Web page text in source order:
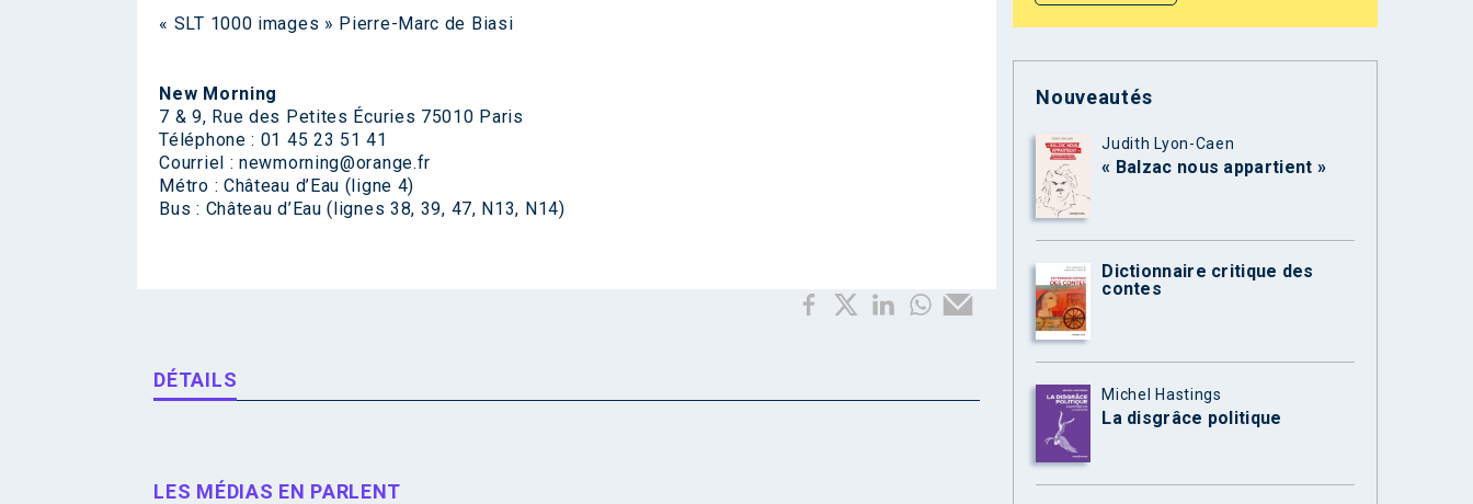
« SLT 1000 images » Pierre-Marc de Biasi
New Morning
7 & 9, Rue des Petites Écuries 75010 Paris
Téléphone : 01 45 23 51 41
Courriel :newmorning@orange.fr
Métro : Château d’Eau (ligne 4)
Bus : Château d’Eau (lignes 38, 39, 47, N13, N14)
DÉTAILS
LES MÉDIAS EN PARLENT
Nouveautés
Judith Lyon-Caen
« Balzac nous appartient »
Dictionnaire critique des
contes
Michel Hastings
La disgrâce politique